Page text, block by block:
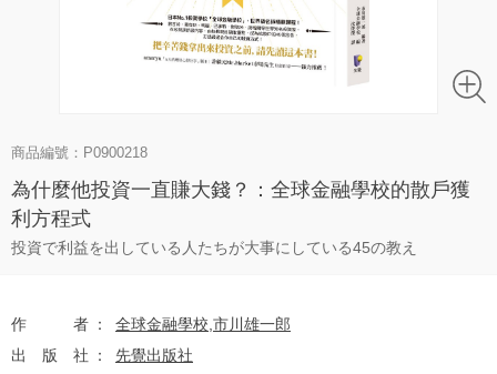
商品編號：P0900218
為什麼他投資一直賺大錢？：全球金融學校的散戶獲
利方程式
投資で利益を出している人たちが大事にしている45の教え
作者 全球金融學校 市川雄一郎
出版社
先覺出版社